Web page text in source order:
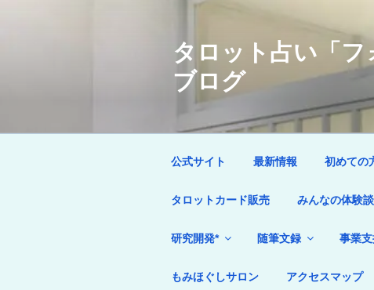
タロット占い「
ブログ
公式サイト 最新情報 初めての
タロットカード販売 みんなの体験談
研究開発* 随筆文録 事業
もみほぐしサロン アクセスマップ